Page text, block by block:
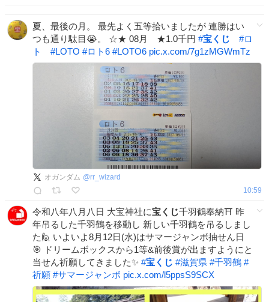
夏、最後の月。 最先よく五等拾いましたが 連勝はい
つも通り駄目😭。 ☆★ 08月 ★1.0千円 #宝くじ #ロ
ト
#LOTO #ロト6 #LOTO6 pic.x.com/7g1zMGWmTz
オガンダム @rr_wizard
10:59
令和八年八月八日 大宝神社に宝くじ千羽鶴奉納⛩️ 昨
年吊るした千羽鶴を移動し 新しい千羽鶴を吊るしまし
た🙋 いよいよ8月12日(水)はサマージャンボ抽せん日
🎯 ドリームボックスから1等&前後賞が出ますようにと
当せん祈願してきました✨ #宝くじ #滋賀県 #千羽鶴 #
祈願 #サマージャンボ pic.x.com/l5ppsS9SCX